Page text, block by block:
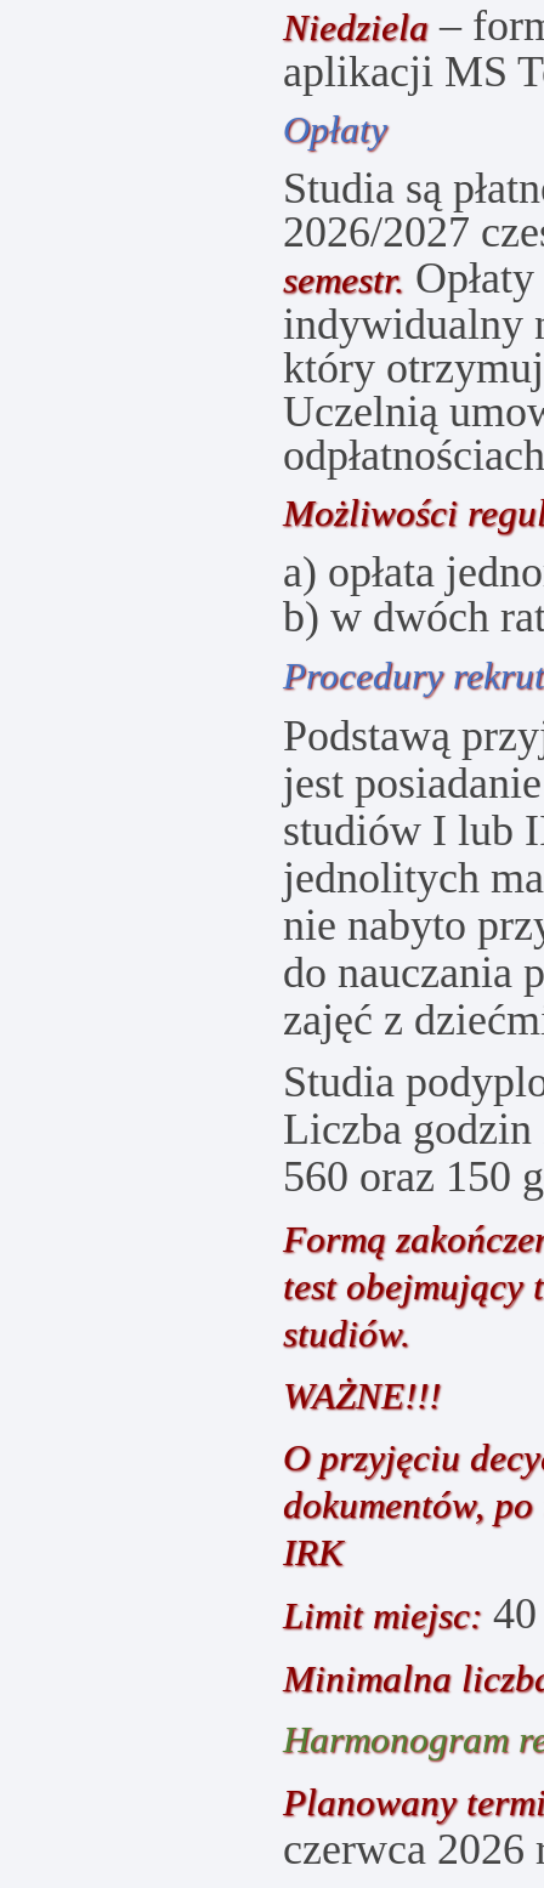
Niedziela –
aplikacji MS
Opłaty
Studia są
2026/2027
semestr.
indywidualny
który
Uczelnią
Możliwości
a) opłata
b) w dwóch
Procedury
Podstawą
jest
studiów I lub
jednolitych
nie nabyto
do nauczania
zajęć z
Studia
Liczba
560 oraz 150
Formą
test obejmujący
studiów.
WAŻNE!!!
O przyjęciu
dokumentów,
IRK
Limit miejsc: 40
Minimalna
Harmonogram
Planowany
czerwca 2026